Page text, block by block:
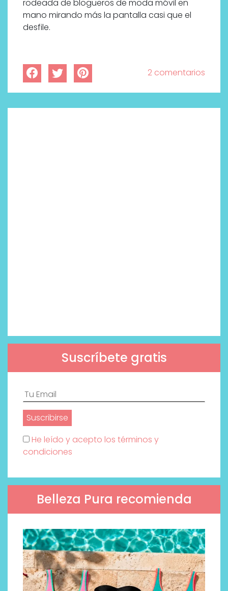
rodeada de blogueros de moda móvil en
mano mirando más la pantalla casi que el
desfile.
2 comentarios
Suscríbete gratis
He leído y acepto los términos y
condiciones
Belleza Pura recomienda